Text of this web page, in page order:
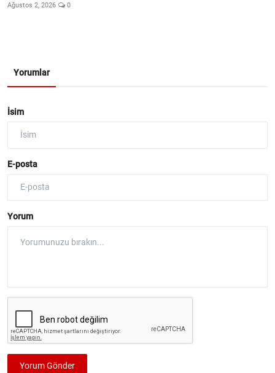
Ağustos 2, 2026 0
Yorumlar
İsim
E-posta
Yorum
Yorum Gönder